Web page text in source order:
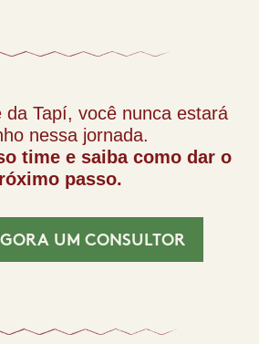
da Tapí, você nunca estará
nessa jornada.
time e saiba como dar o
passo.
UM CONSULTOR